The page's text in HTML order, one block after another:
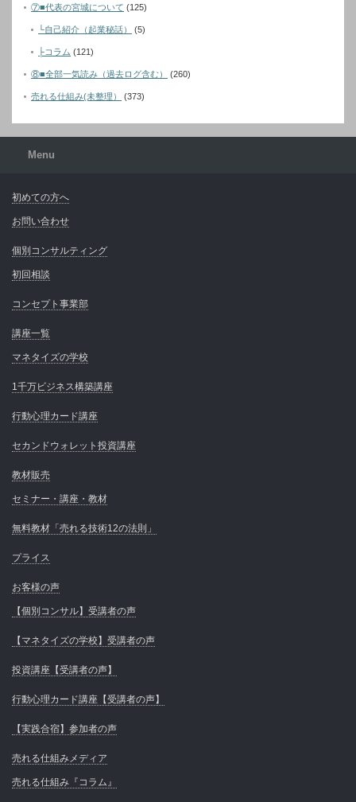
⑦■代表の宮城について (125)
└自己紹介（起業秘話） (5)
├コラム (121)
⑧■全部一気読み（過去ログ含む） (260)
売れる仕組み(未整理） (373)
Menu
初めての方へ
お問い合わせ
個別コンサルティング
初回相談
コンセプト事業部
講座一覧
マネタイズの学校
1千万ビジネス構築講座
行動心理カード講座
セカンドウォレット投資講座
教材販売
セミナー・講座・教材
無料教材「売れる技術12の法則」
プライス
お客様の声
【個別コンサル】受講者の声
【マネタイズの学校】受講者の声
投資講座【受講者の声】
行動心理カード講座【受講者の声】
【実践合宿】参加者の声
売れる仕組みメディア
売れる仕組み『コラム』